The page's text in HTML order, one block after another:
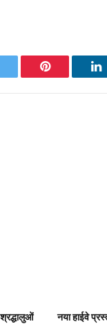
Pinterest
नया हाईवे